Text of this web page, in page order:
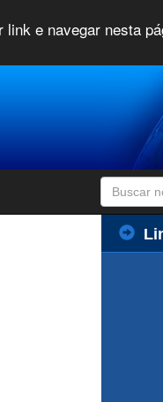
e navegar nesta